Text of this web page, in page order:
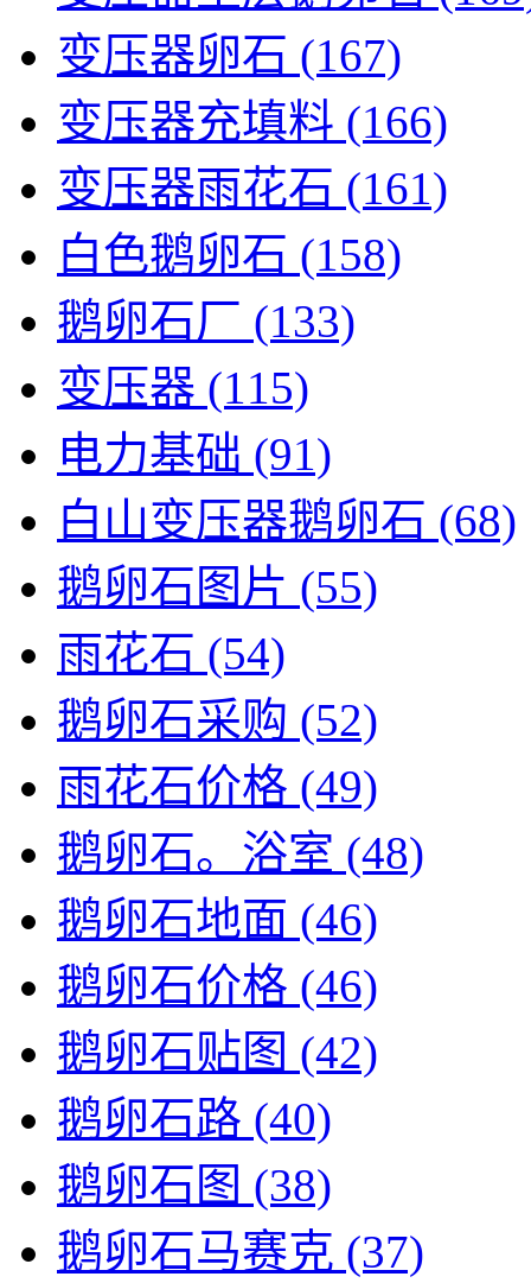
变压器卵石 (167)
变压器充填料 (166)
变压器雨花石 (161)
白色鹅卵石 (158)
鹅卵石厂 (133)
变压器 (115)
电力基础 (91)
白山变压器鹅卵石 (68)
鹅卵石图片 (55)
雨花石 (54)
鹅卵石采购 (52)
雨花石价格 (49)
鹅卵石。浴室 (48)
鹅卵石地面 (46)
鹅卵石价格 (46)
鹅卵石贴图 (42)
鹅卵石路 (40)
鹅卵石图 (38)
鹅卵石马赛克 (37)